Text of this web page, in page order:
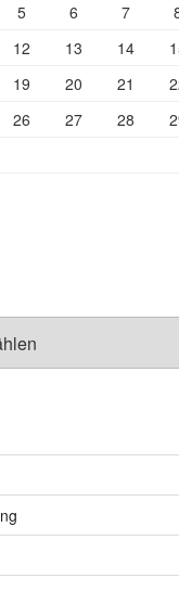
5 6 7
12 13 14
19 20 21
26 27 28